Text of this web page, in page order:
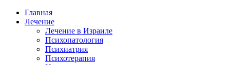
Главная
Лечение
Лечение в Израиле
Психопатология
Психиатрия
Психотерапия